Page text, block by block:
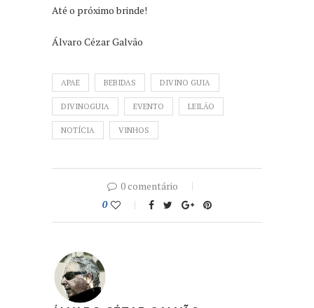
Até o próximo brinde!
Álvaro Cézar Galvão
APAE BEBIDAS DIVINO GUIA
DIVINOGUIA EVENTO LEILÃO
NOTÍCIA VINHOS
0 comentário
0